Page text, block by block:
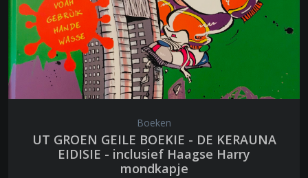
Boeken
UT GROEN GEILE BOEKIE - DE KERAUNA
EIDISIE - inclusief Haagse Harry
mondkapje